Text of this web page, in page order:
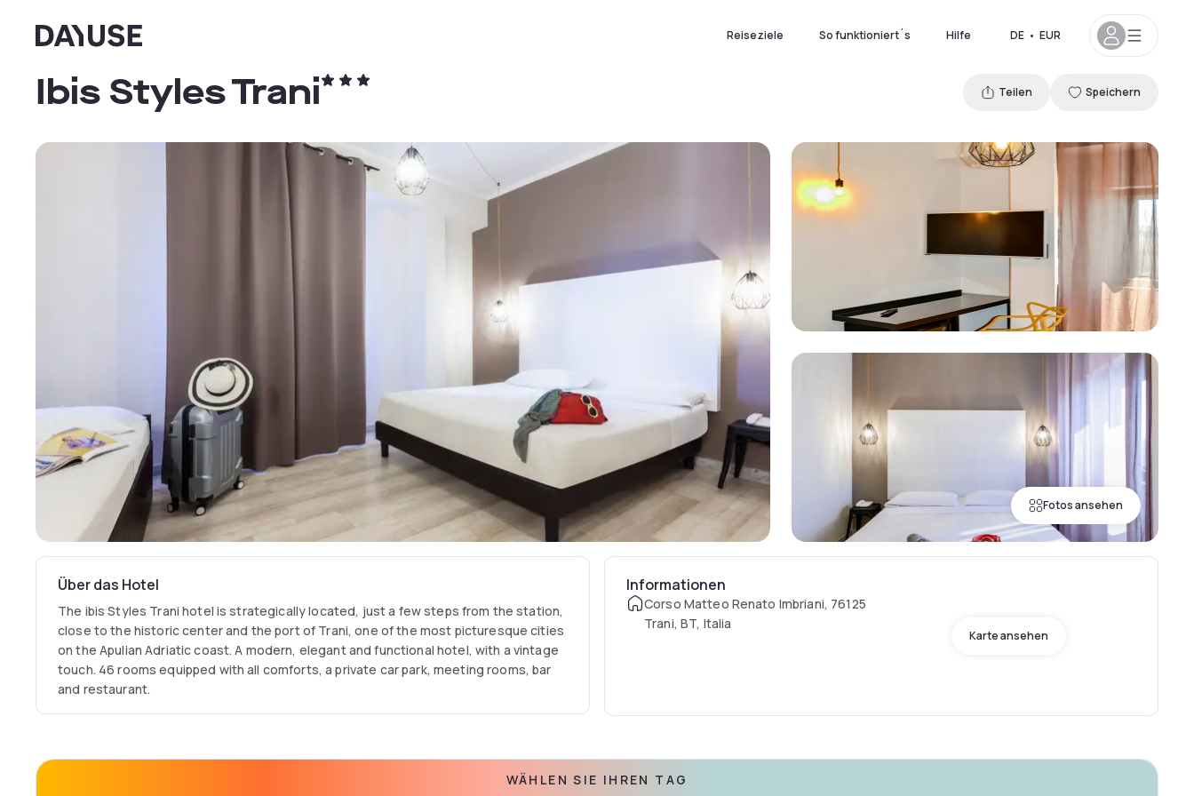
Dayuse Reiseziele So funktioniert´s Hilfe DE • EUR
Fotos ansehen
Ibis Styles Trani Teilen Speichern
Über das Hotel
The ibis Styles Trani hotel is strategically located, just a few steps from the station,
close to the historic center and the port of Trani, one of the most picturesque cities
on the Apulian Adriatic coast. A modern, elegant and functional hotel, with a vintage
touch. 46 rooms equipped with all comforts, a private car park, meeting rooms, bar
and restaurant.
Informationen
Corso Matteo Renato Imbriani, 76125
Trani, BT, Italia
Karte ansehen
WÄHLEN SIE IHREN TAG